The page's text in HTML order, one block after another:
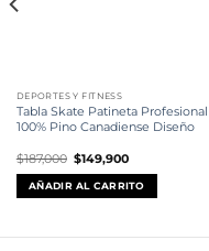
DEPORTES Y FITNESS
Tabla Skate Patineta Profesional
100% Pino Canadiense Diseño
$187,000 El
precio
original
era:
$187,000.
$149,900El
actual
es:
$149,900.
AÑADIR AL CARRITO